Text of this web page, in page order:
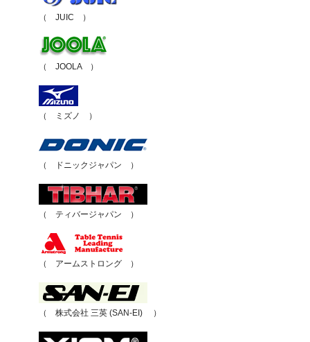
（ JUIC ）
（ JOOLA ）
（ ミズノ ）
（ ドニックジャパン ）
（ ティバージャパン ）
（ アームストロング ）
（ 株式会社 三英 (SAN-EI) ）